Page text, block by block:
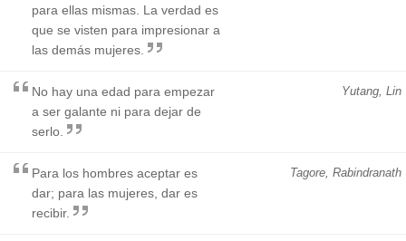
para ellas mismas. La verdad es
que se visten para impresionar a
las demás mujeres.
Yutang, Lin
No hay una edad para empezar
a ser galante ni para dejar de
serlo.
Tagore, Rabindranath
Para los hombres aceptar es
dar; para las mujeres, dar es
recibir.